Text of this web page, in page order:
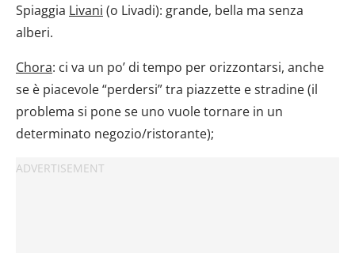
Spiaggia Livani (o Livadi): grande, bella ma senza
alberi.
Chora: ci va un po’ di tempo per orizzontarsi, anche
se è piacevole “perdersi” tra piazzette e stradine (il
problema si pone se uno vuole tornare in un
determinato negozio/ristorante);